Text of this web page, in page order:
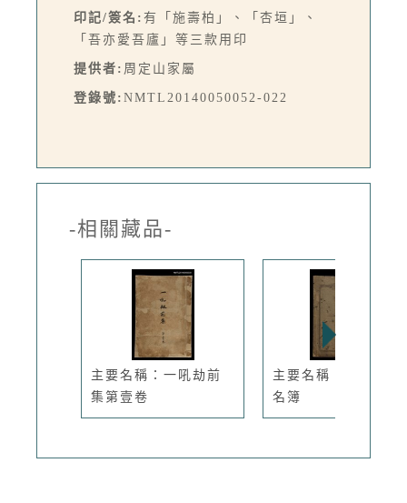
印記/簽名: 有「施壽柏」、「杏垣」、
「吾亦愛吾廬」等三款用印
提供者: 周定山家屬
登錄號: NMTL20140050052-022
-相關藏品-
主要名稱：一吼劫前
集第壹卷
主要名稱：周氏家族
名簿